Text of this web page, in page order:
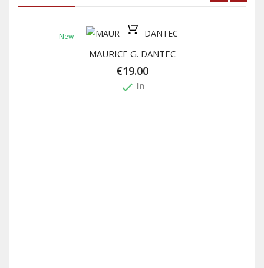
New
MAURICE G. DANTEC
€19.00
done In